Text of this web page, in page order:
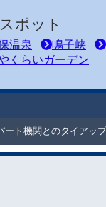
ポット
温泉 鳴子峡
くらいガーデン
ト機関とのタイアッ